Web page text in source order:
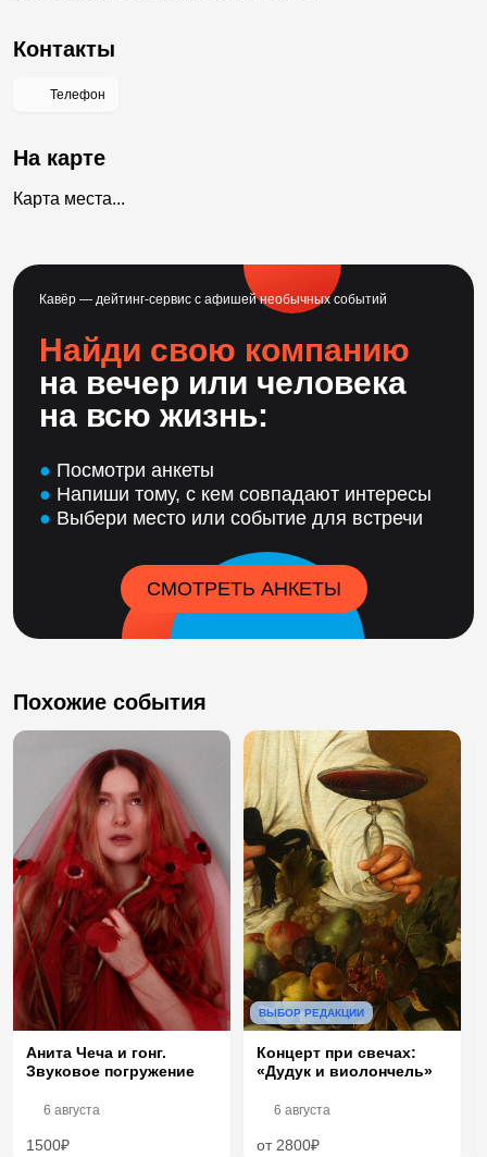
Контакты
Телефон
На карте
Карта места...
Кавёр — дейтинг-сервис с афишей необычных событий
Найди свою компанию
на вечер или человека
на всю жизнь:
● Посмотри анкеты
● Напиши тому, с кем совпадают интересы
● Выбери место или событие для встречи
СМОТРЕТЬ АНКЕТЫ
Похожие события
Анита Чеча и гонг.
Звуковое погружение
6 августа
1500₽
ВЫБОР РЕДАКЦИИ
Концерт при свечах:
«Дудук и виолончель»
6 августа
от 2800₽